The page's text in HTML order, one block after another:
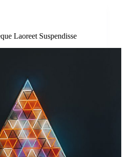
Laoreet Suspendisse